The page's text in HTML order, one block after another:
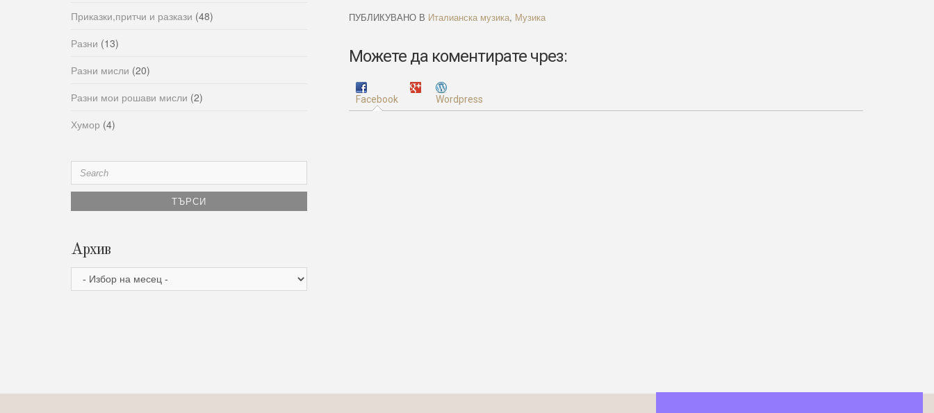
ПУБЛИКУВАНО В Италианска музика, Музика
Можете да коментирате чрез:
Facebook Wordpress
Приказки,притчи и разкази (48)
Разни (13)
Разни мисли (20)
Разни мои рошави мисли (2)
Хумор (4)
Search
for:
Архив
Архив